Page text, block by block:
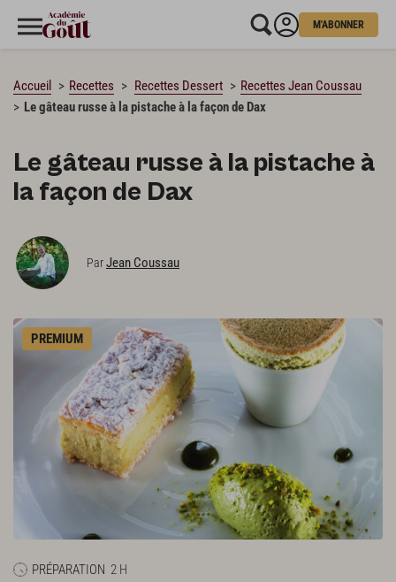
M'ABONNER
Accueil Recettes Recettes Dessert
Recettes Jean Coussau
Le gâteau russe à la pistache à la façon de Dax
Le gâteau russe à la pistache à
la façon de Dax
ParJean Coussau
PREMIUM
PRÉPARATION 2 H
CHARGEMENT…